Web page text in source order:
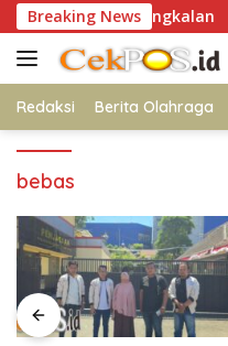
Langsung
ke
konten
Breaking News
Bangkalan
Redaksi Berita Olahraga
bebas